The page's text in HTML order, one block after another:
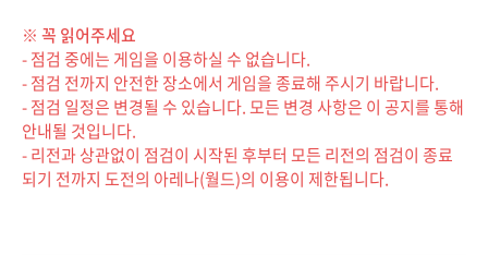
※ 꼭 읽어주세요
- 점검 중에는 게임을 이용하실 수 없습니다.
- 점검 전까지 안전한 장소에서 게임을 종료해 주시기 바랍니다.
- 점검 일정은 변경될 수 있습니다. 모든 변경 사항은 이 공지를 통해
안내될 것입니다.
- 리전과 상관없이 점검이 시작된 후부터 모든 리전의 점검이 종료
되기 전까지 도전의 아레나(월드)의 이용이 제한됩니다.